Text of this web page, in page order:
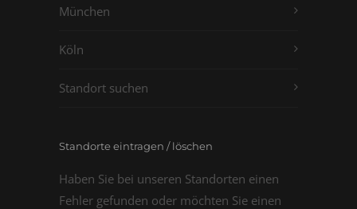
München
Köln
Standort suchen
Standorte eintragen / löschen
Haben Sie bei unseren Standorten einen
Fehler gefunden oder möchten Sie einen